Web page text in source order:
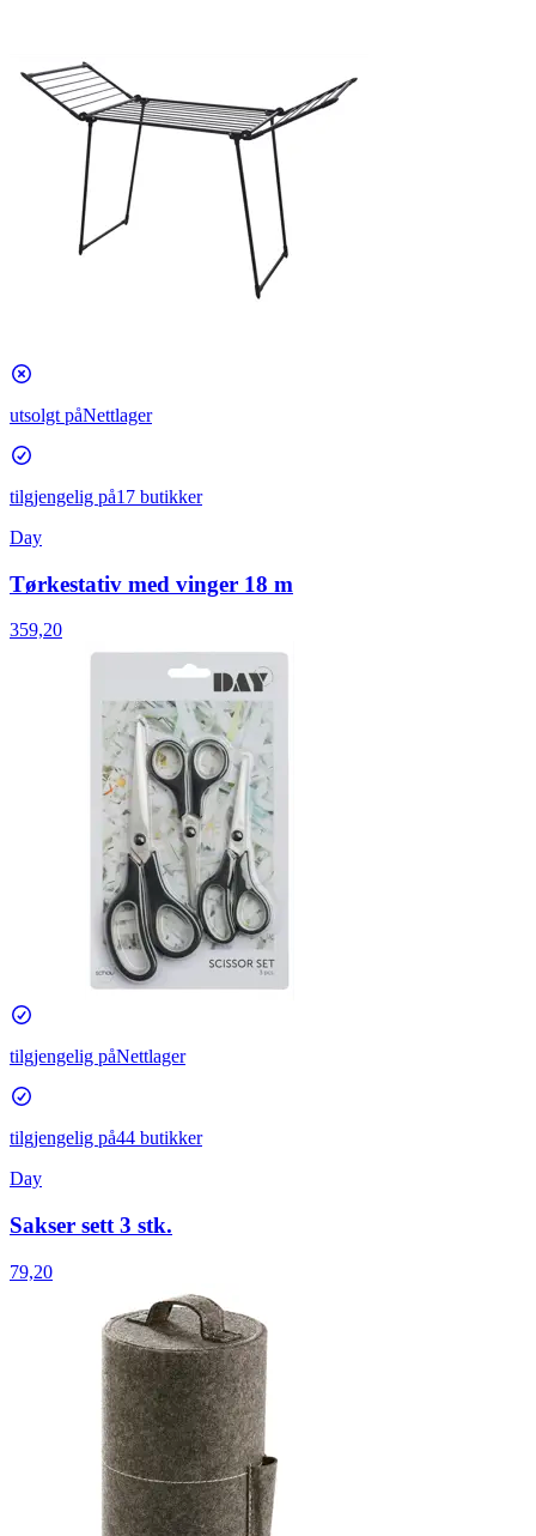
utsolgt påNettlager
tilgjengelig på17 butikker
Day
Tørkestativ med vinger 18 m
359,20
tilgjengelig påNettlager
tilgjengelig på44 butikker
Day
Sakser sett 3 stk.
79,20